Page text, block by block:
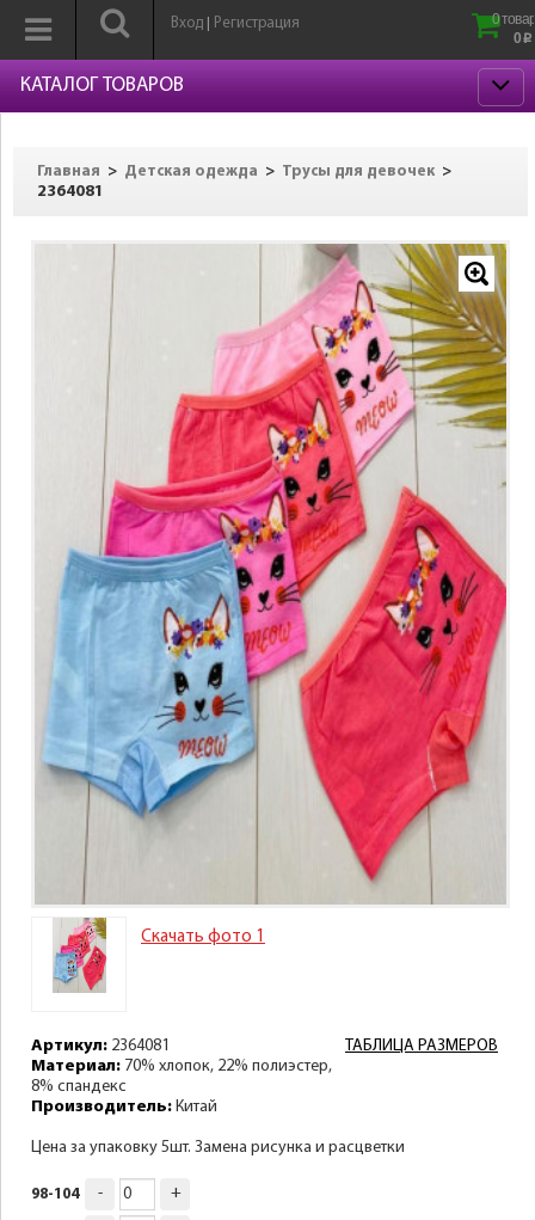
Вход Регистрация
0
0 p
КАТАЛОГ ТОВАРОВ
Главная > Детская одежда > Трусы для девочек >
2364081
Скачать фото 1
ТАБЛИЦА РАЗМЕРОВ
Артикул: 2364081
Материал: 70% хлопок, 22% полиэстер,
8% спандекс
Производитель: Китай
Цена за упаковку 5шт. Замена рисунка и расцветки
98-104 - +